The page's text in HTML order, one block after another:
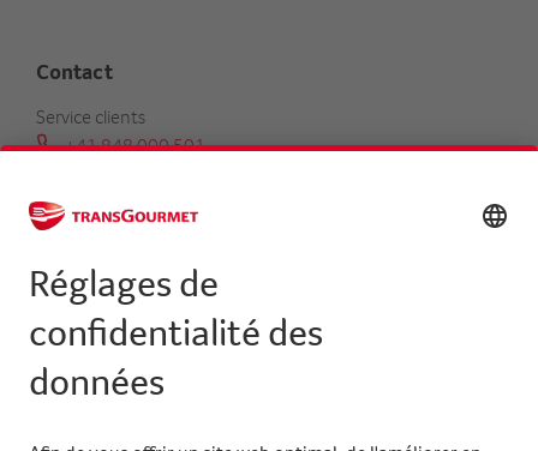
Contact
Service clients
+41 848 000 501
Trouver un conseiller clientèle
Centrale
+41 31 858 48 48
info@transgourmet.ch